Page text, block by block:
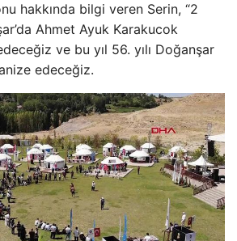
hakkında bilgi veren Serin, “2
Ahmet Ayuk Karakucok
ve bu yıl 56. yılı Doğanşar
edeceğiz.